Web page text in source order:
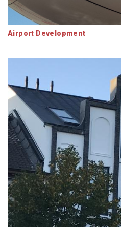
Airport Development